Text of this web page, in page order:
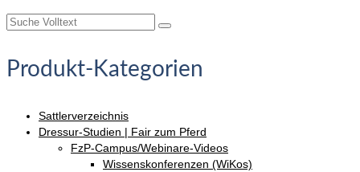
Suche
Produkt-Kategorien
Sattlerverzeichnis
Dressur-Studien | Fair zum Pferd
FzP-Campus/Webinare-Videos
Wissenskonferenzen (WiKos)